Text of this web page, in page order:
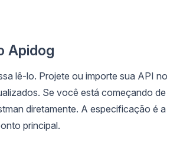
Apidog
lê-lo. Projete ou importe sua API no
Se você está começando de
diretamente. A especificação é a
principal.